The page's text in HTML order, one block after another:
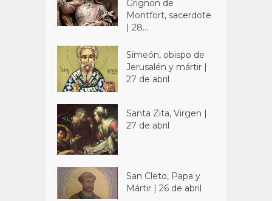
Grignon de
Montfort, sacerdote
| 28...
Simeón, obispo de
Jerusalén y mártir |
27 de abril
Santa Zita, Virgen |
27 de abril
San Cleto, Papa y
Mártir | 26 de abril